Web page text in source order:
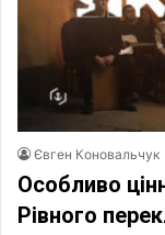
Євген Коновальчук
Особливо
Рівного